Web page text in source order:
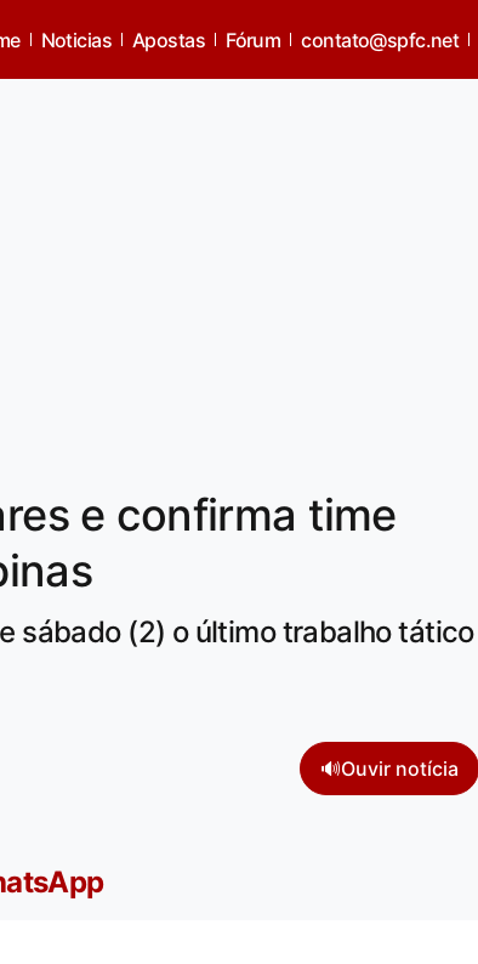
Noticias Apostas Fórum contato@spfc.net
e confirma time
sábado (2) o último trabalho tático
🔊Ouvir notícia